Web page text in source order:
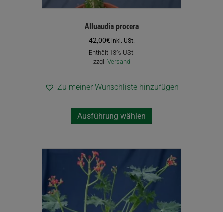
Alluaudia procera
42,00€ inkl. USt.
Enthält 13% USt.
zzgl. Versand
Zu meiner Wunschliste hinzufügen
Ausführung wählen
Varianten
Die
Optionen
können
auf